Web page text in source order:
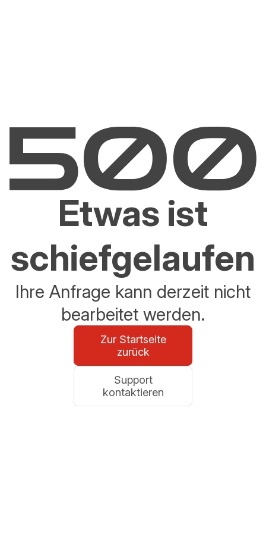
Etwas ist
schiefgelaufen
Ihre Anfrage kann derzeit nicht
bearbeitet werden.
Zur Startseite
zurück
Support
kontaktieren